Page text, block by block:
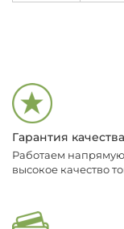
Гарантия качества
Работаем
высокое качество